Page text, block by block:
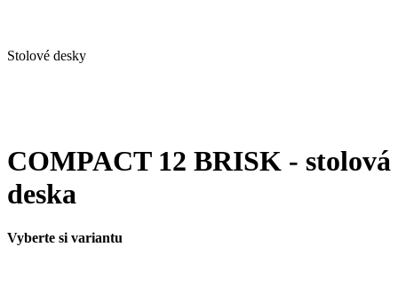
Stolové desky
COMPACT 12 BRISK - stolová
deska
Vyberte si variantu